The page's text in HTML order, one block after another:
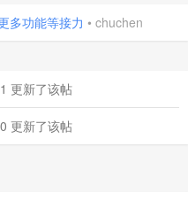
多功能等接力 • chuchen
更新了该帖
更新了该帖